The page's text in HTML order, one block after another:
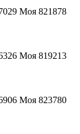
Моя 821878
Моя 819213
Моя 823780